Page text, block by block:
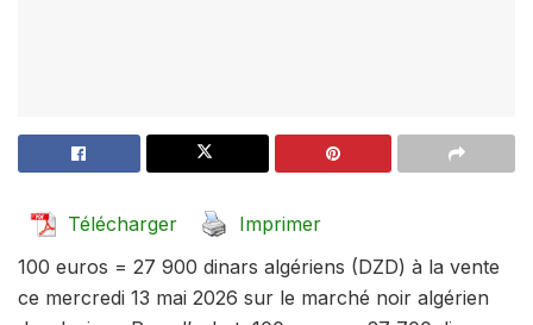
Télécharger
Imprimer
100 euros = 27 900 dinars algériens (DZD) à la vente
ce mercredi 13 mai 2026 sur le marché noir algérien